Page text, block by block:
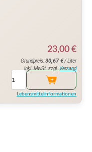
23,00 €
Grundpreis:30,67€/ Liter
inkl. MwSt. zzgl. Versand
Lebensmittelinformationen